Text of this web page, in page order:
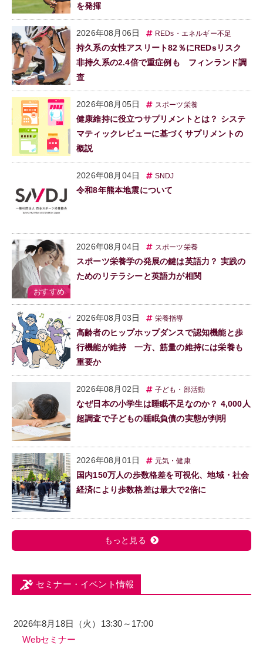
を発揮
2026年08月06日 REDs・エネルギー不足
持久系の女性アスリート82％にREDsリスク
非持久系の2.4倍で重症例も フィンランド調
査
2026年08月05日 スポーツ栄養
健康維持に役立つサプリメントとは？ システ
マティックレビューに基づくサプリメントの
概説
2026年08月04日 SNDJ
令和8年熊本地震について
2026年08月04日 スポーツ栄養
スポーツ栄養学の発展の鍵は英語力？ 実践の
ためのリテラシーと英語力が相関
2026年08月03日 栄養指導
高齢者のヒップホップダンスで認知機能と歩
行機能が維持 一方、筋量の維持には栄養も
重要か
2026年08月02日 子ども・部活動
なぜ日本の小学生は睡眠不足なのか？ 4,000人
超調査で子どもの睡眠負債の実態が判明
2026年08月01日 元気・健康
国内150万人の歩数格差を可視化、地域・社会
経済により歩数格差は最大で2倍に
もっと見る
セミナー・イベント情報
2026年8月18日（火）13:30～17:00
Webセミナー